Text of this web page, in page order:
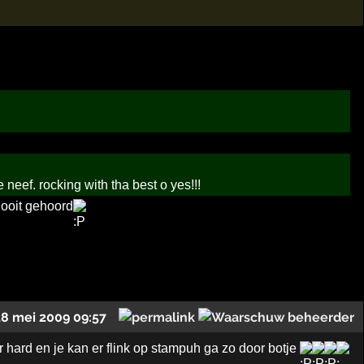
rocking with tha best o yes!!!
gehoord
mei 2009 09:57
en je kan er flink op stampuh ga zo door botje